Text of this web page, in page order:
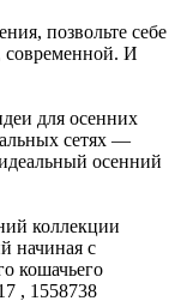
позвольте себе
современной. И
для осенних
сетях —
осенний
коллекции
начиная с
кошачьего
, 1558738